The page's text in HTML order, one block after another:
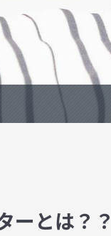
ーとは？？